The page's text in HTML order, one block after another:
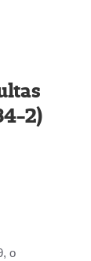
2)
, o